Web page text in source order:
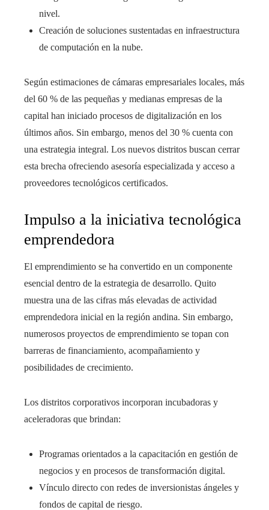
nivel.
Creación de soluciones sustentadas en infraestructura
de computación en la nube.
Según estimaciones de cámaras empresariales locales, más
del 60 % de las pequeñas y medianas empresas de la
capital han iniciado procesos de digitalización en los
últimos años. Sin embargo, menos del 30 % cuenta con
una estrategia integral. Los nuevos distritos buscan cerrar
esta brecha ofreciendo asesoría especializada y acceso a
proveedores tecnológicos certificados.
Impulso a la iniciativa tecnológica
emprendedora
El emprendimiento se ha convertido en un componente
esencial dentro de la estrategia de desarrollo. Quito
muestra una de las cifras más elevadas de actividad
emprendedora inicial en la región andina. Sin embargo,
numerosos proyectos de emprendimiento se topan con
barreras de financiamiento, acompañamiento y
posibilidades de crecimiento.
Los distritos corporativos incorporan incubadoras y
aceleradoras que brindan:
Programas orientados a la capacitación en gestión de
negocios y en procesos de transformación digital.
Vínculo directo con redes de inversionistas ángeles y
fondos de capital de riesgo.